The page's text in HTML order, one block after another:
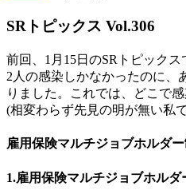
SRトピックス Vol.306
前回、1月15日のSRトピック
2人の感染しかなかったのに、
りました。これでは、どこで
(相変わらず先見の明が無い私で
雇用保険マルチジョブホルダ
1.雇用保険マルチジョブホルダ